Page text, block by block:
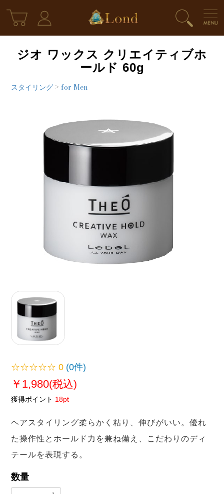
ジオ ワックス クリエイティブホ
ールド 60g
スタイリング >for Men
☆☆☆☆☆0 (0件)
￥1,980(税込)
獲得ポイント 18pt
ヘアスタイリング柔らかく粘り、伸びがいい。優れ
た操作性とホールド力を兼ね備え、こだわりのディ
テールを表現する。
数量